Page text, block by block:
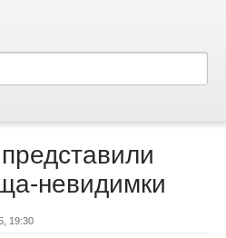
невидимки
19:30